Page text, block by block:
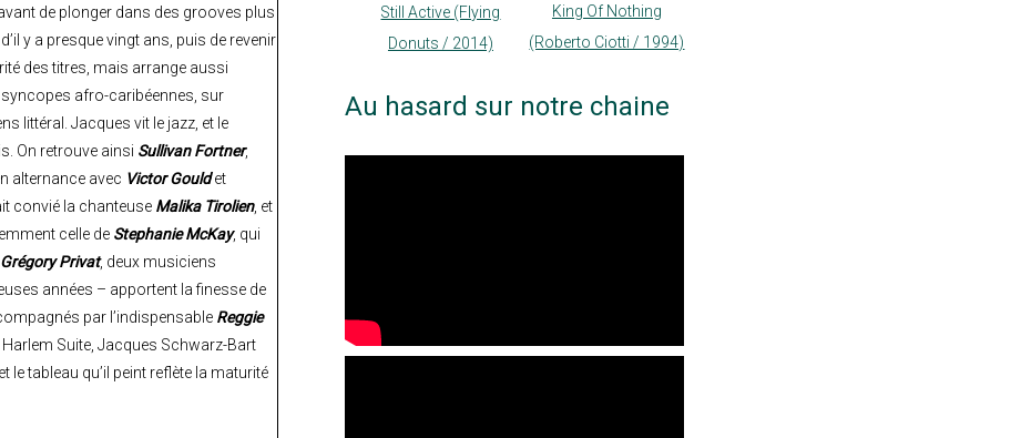
de plonger dans des grooves plus
y a presque vingt ans, puis de revenir
des titres, mais arrange aussi
afro-caribéennes, sur
littéral. Jacques vit le jazz, et le
On retrouve ainsi Sullivan Fortner,
alternance avec Victor Gouldet
convié la chanteuse Malika Tirolien, et
celle de Stephanie McKay, qui
Grégory Privat, deux musiciens
années – apportent la finesse de
par l’indispensable Reggie
Suite, Jacques Schwarz-Bart
tableau qu’il peint reflète la maturité
Still Active (Flying
Donuts / 2014)
King Of Nothing
(Roberto Ciotti / 1994)
Au hasard sur notre chaine